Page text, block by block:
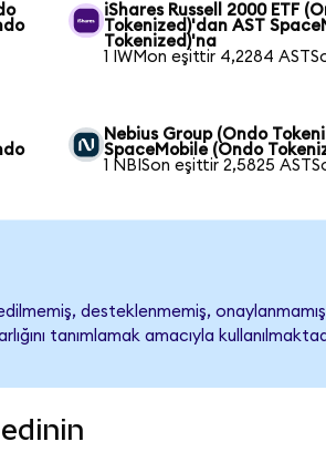
iShares Russell 2000 ETF
Tokenized)'dan AST
Tokenized)'na
1 IWMon eşittir 4,2284
Nebius Group (Ondo
SpaceMobile (Ondo
1 NBISon eşittir 2,5825
desteklenmemiş,
tanımlamak amacıyla